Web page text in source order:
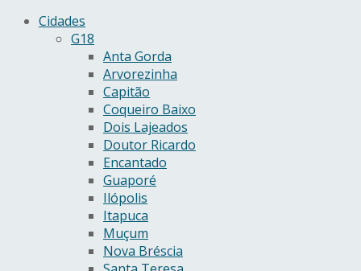
Cidades
G18
Anta Gorda
Arvorezinha
Capitão
Coqueiro Baixo
Dois Lajeados
Doutor Ricardo
Encantado
Guaporé
Ilópolis
Itapuca
Muçum
Nova Bréscia